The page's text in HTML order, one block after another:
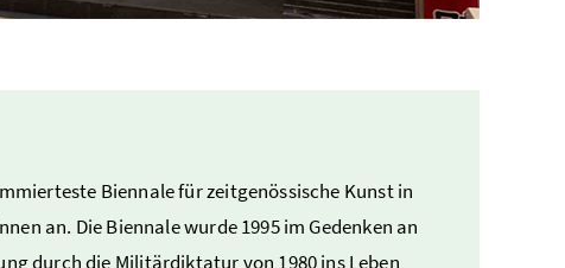
Biennale für zeitgenössische Kunst in
an. Die Biennale wurde 1995 im Gedenken an
durch die Militärdiktatur von 1980 ins Leben